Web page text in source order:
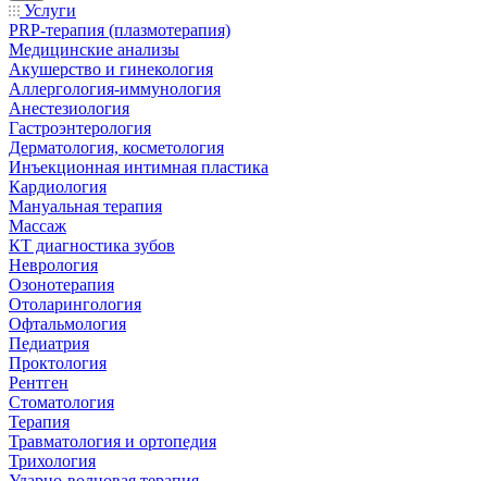
Услуги
PRP-терапия (плазмотерапия)
Медицинские анализы
Акушерство и гинекология
Аллергология-иммунология
Анестезиология
Гастроэнтерология
Дерматология, косметология
Инъекционная интимная пластика
Кардиология
Мануальная терапия
Массаж
КТ диагностика зубов
Неврология
Озонотерапия
Отоларингология
Офтальмология
Педиатрия
Проктология
Рентген
Стоматология
Терапия
Травматология и ортопедия
Трихология